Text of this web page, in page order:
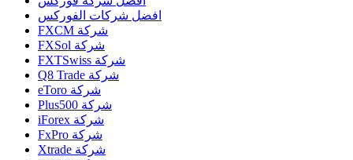
افضل شركات الفوركس
FXCM شركة
FXSol شركة
FXTSwiss شركة
Q8 Trade شركة
eToro شركة
Plus500 شركة
iForex شركة
FxPro شركة
Xtrade شركة